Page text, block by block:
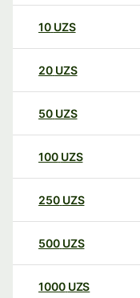
10 UZS
20 UZS
50 UZS
100 UZS
250 UZS
500 UZS
1000 UZS